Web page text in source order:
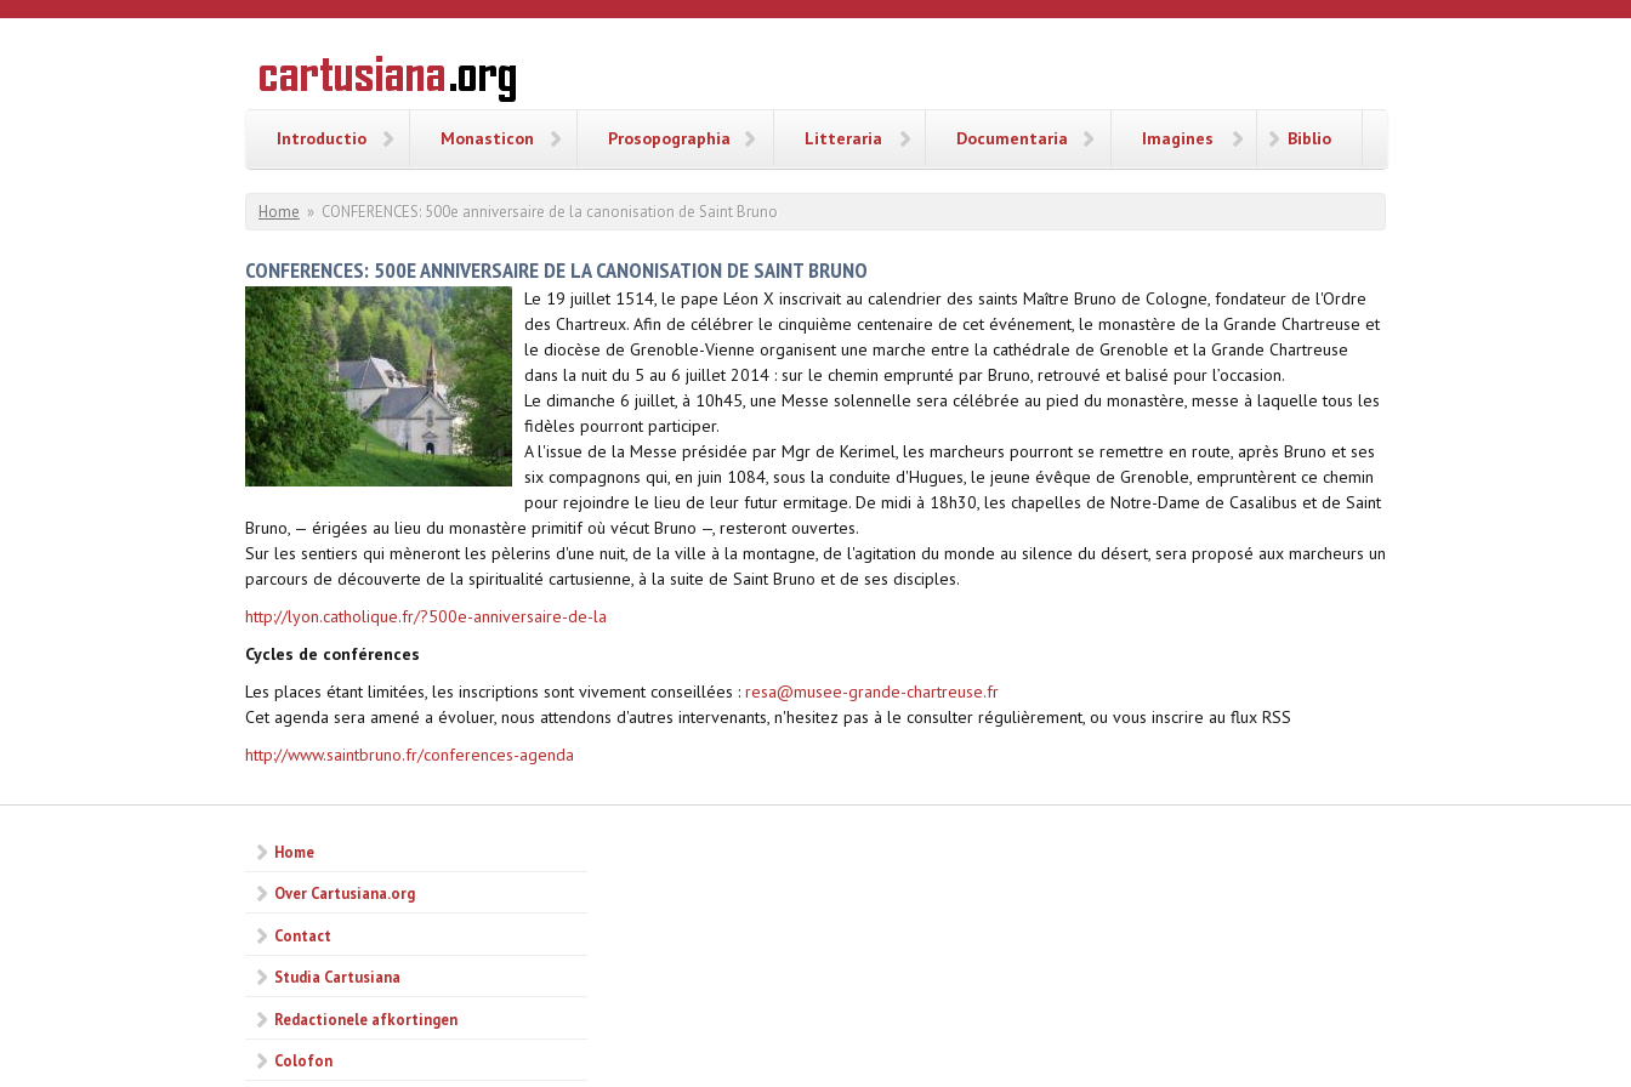
Overslaan en naar de inhoud gaan
CARTUSIANA
Geschiedenis
van de
Introductio Monasticon Prosopographia Litteraria Documentaria Imagines Biblio
U bent hier
Home » CONFERENCES: 500e anniversaire de la canonisation de Saint Bruno
CONFERENCES: 500E ANNIVERSAIRE DE LA CANONISATION DE SAINT BRUNO
Le 19 juillet 1514, le pape Léon X inscrivait au calendrier des saints Maître Bruno de Cologne, fondateur de l'Ordre
des Chartreux. Afin de célébrer le cinquième centenaire de cet événement, le monastère de la Grande Chartreuse et
le diocèse de Grenoble-Vienne organisent une marche entre la cathédrale de Grenoble et la Grande Chartreuse
dans la nuit du 5 au 6 juillet 2014 : sur le chemin emprunté par Bruno, retrouvé et balisé pour l’occasion.
Le dimanche 6 juillet, à 10h45, une Messe solennelle sera célébrée au pied du monastère, messe à laquelle tous les
fidèles pourront participer.
A l'issue de la Messe présidée par Mgr de Kerimel, les marcheurs pourront se remettre en route, après Bruno et ses
six compagnons qui, en juin 1084, sous la conduite d'Hugues, le jeune évêque de Grenoble, empruntèrent ce chemin
pour rejoindre le lieu de leur futur ermitage. De midi à 18h30, les chapelles de Notre-Dame de Casalibus et de Saint
Bruno, — érigées au lieu du monastère primitif où vécut Bruno —, resteront ouvertes.
Sur les sentiers qui mèneront les pèlerins d'une nuit, de la ville à la montagne, de l'agitation du monde au silence du désert, sera proposé aux marcheurs un
parcours de découverte de la spiritualité cartusienne, à la suite de Saint Bruno et de ses disciples.
http://lyon.catholique.fr/?500e-anniversaire-de-la
Cycles de conférences
Les places étant limitées, les inscriptions sont vivement conseillées : resa@musee-grande-chartreuse.fr
Cet agenda sera amené a évoluer, nous attendons d'autres intervenants, n'hesitez pas à le consulter régulièrement, ou vous inscrire au flux RSS
http://www.saintbruno.fr/conferences-agenda
Home
Over Cartusiana.org
Contact
Studia Cartusiana
Redactionele afkortingen
Colofon